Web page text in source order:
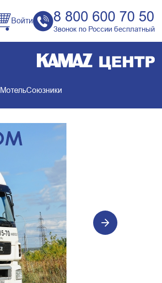
Войти 8 800 600 70 50
Звонок по России бесплатный
МотельСоюзники